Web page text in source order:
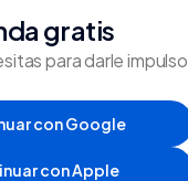
gratis
para darle impulso
con Google
con Apple